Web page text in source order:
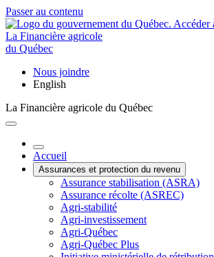
Passer au contenu
La Financière agricole
du Québec
Nous joindre
English
La Financière agricole du Québec
Accueil
Assurances et protection du revenu
Assurance stabilisation (ASRA)
Assurance récolte (ASREC)
Agri-stabilité
Agri-investissement
Agri-Québec
Agri-Québec Plus